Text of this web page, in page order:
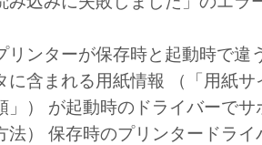
害等について、いかなる場合に
ません。
は、日本国政府または該当国
得ることなしに、本ソフトウ
直接または間接に輸出しては
リンターが保存時と起動時で違
に含まれる用紙情報 （「用紙
」） が起動時のドライバーでサ
法） 保存時のプリンタードラ